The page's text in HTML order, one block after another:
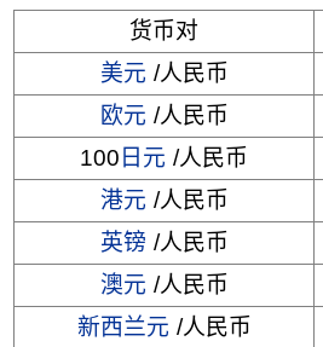
货币对
美元 /人民币
欧元 /人民币
100 日元 /人民币
港元 /人民币
英镑 /人民币
澳元 /人民币
新西兰元 /人民币